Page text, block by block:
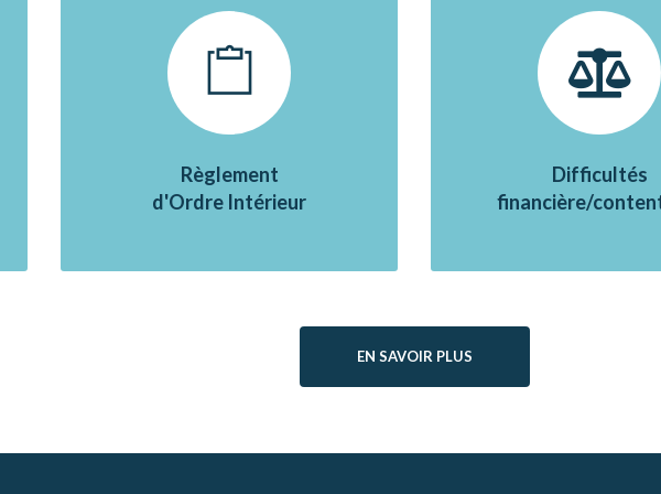
Règlement
d'Ordre Intérieur
Difficultés
financière/
EN SAVOIR PLUS